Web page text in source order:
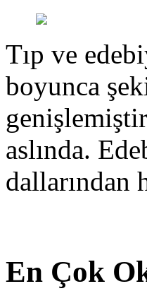
Tıp ve
boyunca
aslında.
dallarından
En Çok